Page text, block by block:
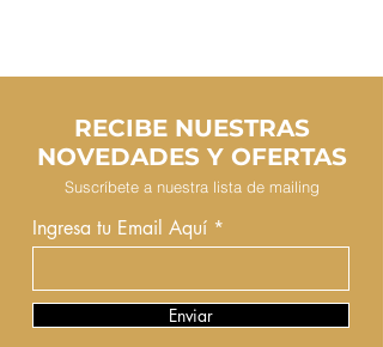
RECIBE NUESTRAS
NOVEDADES Y OFERTAS
Suscríbete a nuestra lista de mailing
Ingresa tu Email Aquí
Enviar